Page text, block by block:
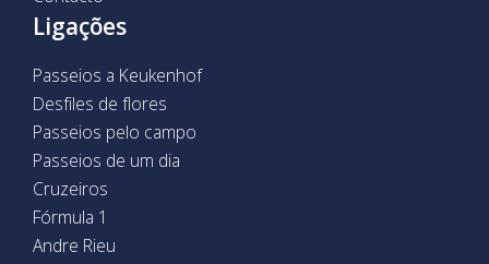
Ligações
Passeios a Keukenhof
Desfiles de flores
Passeios pelo campo
Passeios de um dia
Cruzeiros
Fórmula 1
Andre Rieu